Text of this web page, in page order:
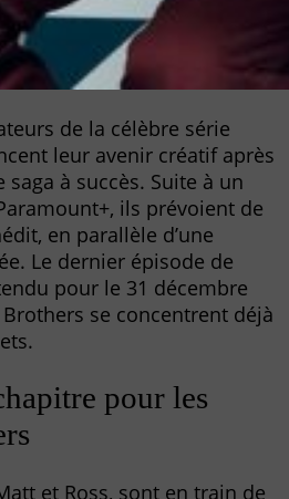
de la célèbre série
leur avenir créatif après
à succès. Suite à un
ils prévoient de
en parallèle d’une
Le dernier épisode de
pour le 31 décembre
se concentrent déjà
pour les
et Ross, sont en train de